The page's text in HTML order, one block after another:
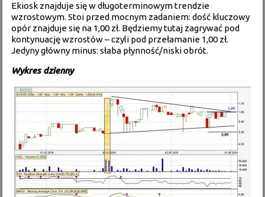
Ekiosk znajduje się w długoterminowym trendzie
wzrostowym. Stoi przed mocnym zadaniem: dość kluczowy
opór znajduje się na 1,00 zł. Będziemy tutaj zagrywać pod
kontynuację wzrostów – czyli pod przełamanie 1,00 zł.
Jedyny główny minus: słaba płynność/niski obrót.
Wykres dzienny